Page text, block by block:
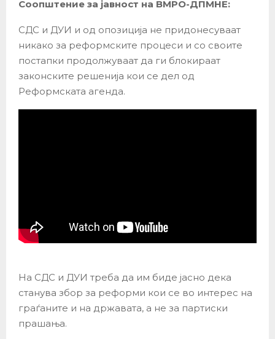
Соопштение за јавност на ВМРО-ДПМНЕ:
СДС и ДУИ и од опозиција не придонесуваат
никако за реформските процеси и со своите
постапки продолжуваат да ги блокираат
законските решенија кои се дел од
Реформската агенда.
На СДС и ДУИ треба да им биде јасно дека
станува збор за реформи кои се во интерес на
граѓаните и на државата, а не за партиски
прашања.